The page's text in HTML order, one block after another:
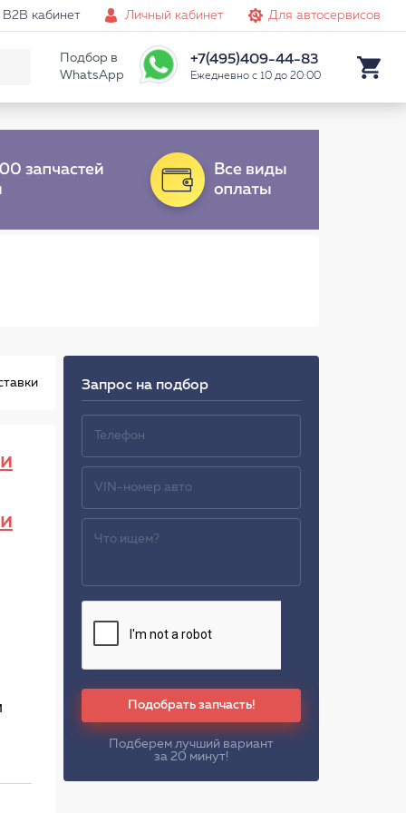
B2B кабинет Личный кабинет Для автосервисов
Подбор в
WhatsApp
+7(495)409-44-83
Ежедневно с 10 до 20:00
Запрос на подбор
Подобрать запчасть!
Подберем лучший вариант
за 20 минут!